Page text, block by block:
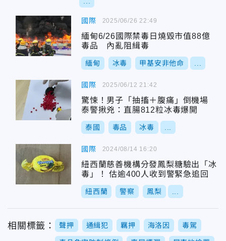
國際
緬甸6/26國際禁毒日燒毀市值88億
毒品 內亂阻緝毒
緬甸 冰毒 甲基安非他命
2025/06/26 22:49
國際
驚悚！男子「抽搐＋腹痛」倒機場
泰警揪兇：直腸812粒冰毒爆開
泰國 毒品 冰毒
2025/06/12 21:42
國際
紐西蘭慈善機構分發鳳梨糖驗出「冰
毒」！ 估逾400人收到警緊急追回
紐西蘭 警察 鳳梨
2024/08/14 16:20
相關標籤： 聲押 通緝犯 羈押 海洛因 毒駕